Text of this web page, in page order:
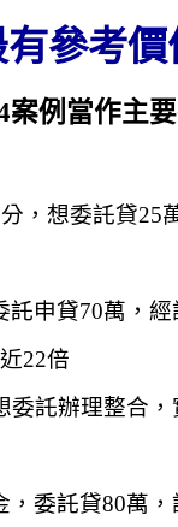
參考價
案例當作主
，想委託貸25
申貸70萬，經
22倍
託辦理整合，
委託貸80萬